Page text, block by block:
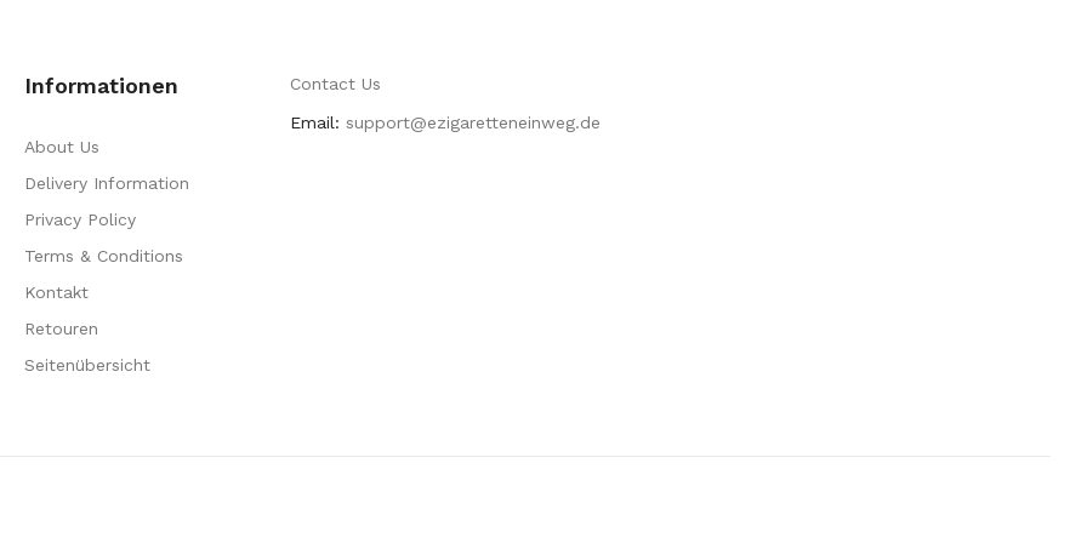
Informationen
About Us
Delivery Information
Privacy Policy
Terms & Conditions
Kontakt
Retouren
Seitenübersicht
Contact Us
Email: support@ezigaretteneinweg.de